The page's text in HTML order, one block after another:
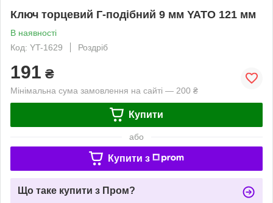
Ключ торцевий Г-подібний 9 мм YATO 121 мм
В наявності
Код: YT-1629
Роздріб
191 ₴
Мінімальна сума замовлення на сайті — 200 ₴
Купити
або
Купити з
Що таке купити з Пром?